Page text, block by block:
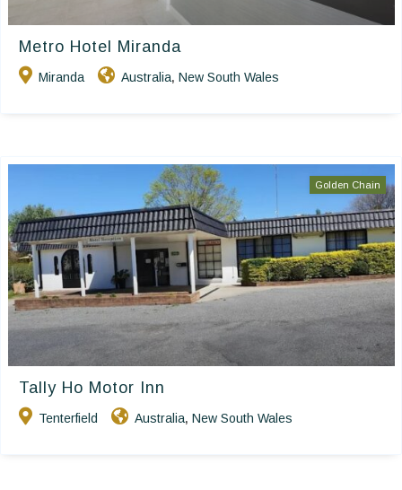
Metro Hotel Miranda
Miranda Australia, New South Wales
Golden Chain
Tally Ho Motor Inn
Tenterfield Australia, New South Wales